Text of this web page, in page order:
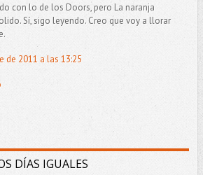
con lo de los Doors, pero La naranja
Sí, sigo leyendo. Creo que voy a llorar
de 2011 a las 13:25
DÍAS IGUALES